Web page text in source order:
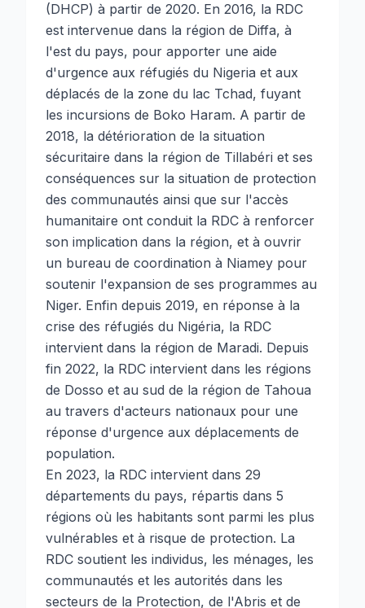
(DHCP) à partir de 2020. En 2016, la RDC
est intervenue dans la région de Diffa, à
l'est du pays, pour apporter une aide
d'urgence aux réfugiés du Nigeria et aux
déplacés de la zone du lac Tchad, fuyant
les incursions de Boko Haram. A partir de
2018, la détérioration de la situation
sécuritaire dans la région de Tillabéri et ses
conséquences sur la situation de protection
des communautés ainsi que sur l'accès
humanitaire ont conduit la RDC à renforcer
son implication dans la région, et à ouvrir
un bureau de coordination à Niamey pour
soutenir l'expansion de ses programmes au
Niger. Enfin depuis 2019, en réponse à la
crise des réfugiés du Nigéria, la RDC
intervient dans la région de Maradi. Depuis
fin 2022, la RDC intervient dans les régions
de Dosso et au sud de la région de Tahoua
au travers d'acteurs nationaux pour une
réponse d'urgence aux déplacements de
population.
En 2023, la RDC intervient dans 29
départements du pays, répartis dans 5
régions où les habitants sont parmi les plus
vulnérables et à risque de protection. La
RDC soutient les individus, les ménages, les
communautés et les autorités dans les
secteurs de la Protection, de l'Abris et de